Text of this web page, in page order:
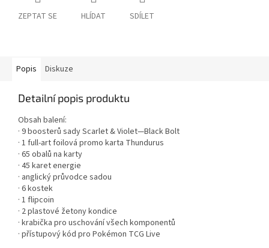
ZEPTAT SE HLÍDAT SDÍLET
Popis Diskuze
Detailní popis produktu
Obsah balení:
· 9 boosterů sady Scarlet & Violet—Black Bolt
· 1 full-art foilová promo karta Thundurus
· 65 obalů na karty
· 45 karet energie
· anglický průvodce sadou
· 6 kostek
· 1 flipcoin
· 2 plastové žetony kondice
· krabička pro uschování všech komponentů
· přístupový kód pro Pokémon TCG Live